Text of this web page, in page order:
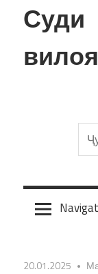
Skip
to
20.01.2025